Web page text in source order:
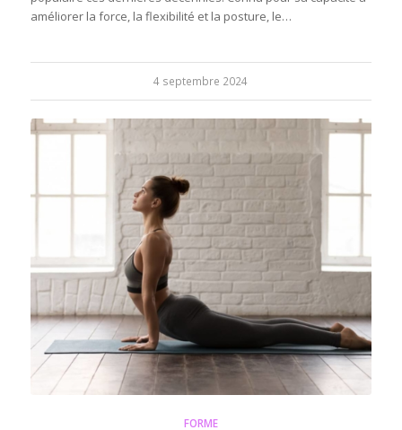
améliorer la force, la flexibilité et la posture, le…
4 septembre 2024
FORME